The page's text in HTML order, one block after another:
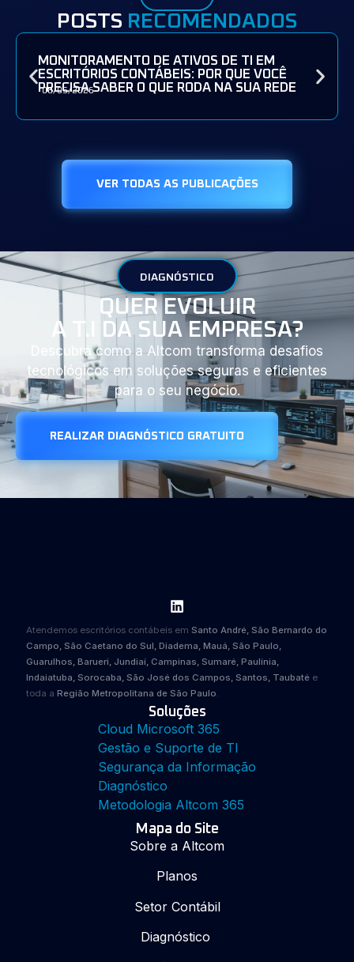
POSTS RECOMENDADOS
MONITORAMENTO DE ATIVOS DE TI EM
ESCRITÓRIOS CONTÁBEIS: POR QUE VOCÊ
PRECISA SABER O QUE RODA NA SUA REDE
08/05/2026
VER TODAS AS PUBLICAÇÕES
DIAGNÓSTICO
QUER EVOLUIR
A T.I DA SUA EMPRESA?
Descubra como a Altcom transforma desafios
tecnológicos em soluções seguras e eficientes
para o seu negócio.
REALIZAR DIAGNÓSTICO GRATUITO
Atendemos escritórios contábeis em Santo André, São Bernardo do
Campo, São Caetano do Sul, Diadema, Mauá, São Paulo,
Guarulhos, Barueri, Jundiaí, Campinas, Sumaré, Paulínia,
Indaiatuba, Sorocaba, São José dos Campos, Santos, Taubaté e
toda a Região Metropolitana de São Paulo.
Soluções
Cloud Microsoft 365
Gestão e Suporte de TI
Segurança da Informação
Diagnóstico
Metodologia Altcom 365
Mapa do Site
Sobre a Altcom
Planos
Setor Contábil
Diagnóstico